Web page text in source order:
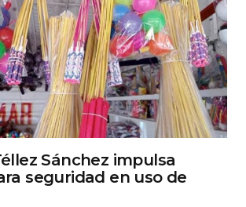
Sánchez impulsa
seguridad en uso de